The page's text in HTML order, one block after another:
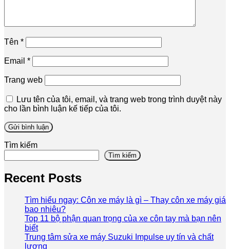
Tên *
Email *
Trang web
Lưu tên của tôi, email, và trang web trong trình duyệt này
cho lần bình luận kế tiếp của tôi.
Tìm kiếm
Tìm kiếm
Recent Posts
Tìm hiểu ngay: Côn xe máy là gì – Thay côn xe máy giá
bao nhiêu?
Top 11 bộ phận quan trọng của xe côn tay mà bạn nên
biết
Trung tâm sửa xe máy Suzuki Impulse uy tín và chất
lượng